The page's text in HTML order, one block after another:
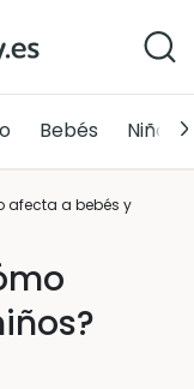
Bebés Niños
afecta a bebés y